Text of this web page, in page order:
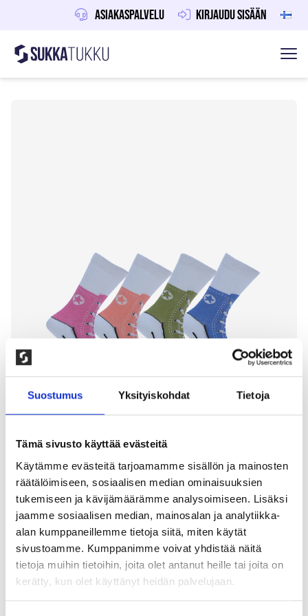
Suostumus Yksityiskohdat Tietoja
Tämä sivusto käyttää evästeitä
Käytämme evästeitä tarjoamamme sisällön ja mainosten
räätälöimiseen, sosiaalisen median ominaisuuksien
tukemiseen ja kävijämäärämme analysoimiseen. Lisäksi
jaamme sosiaalisen median, mainosalan ja analytiikka-
alan kumppaneillemme tietoja siitä, miten käytät
sivustoamme. Kumppanimme voivat yhdistää näitä
tietoja muihin tietoihin, joita olet antanut heille tai joita on
kerätty, kun olet käyttänyt heidän palvelujaan.
Asiakaspalvelu Kirjaudu sisään
Hoppa till innehåll
Sukkatukku
4-PAKKAUS KUVIOLLISET SUKAT
150,00kr
Ohuet sukat kestävästä kampapuuvillasta. 80%
kampapuuvilla, 15% polyamidi, 5% elastaani.
Konepesu: 60°, rumpukuivataan alhaisella lämmöllä.
4 parin/pakkaus. Väri: Eriväriset.